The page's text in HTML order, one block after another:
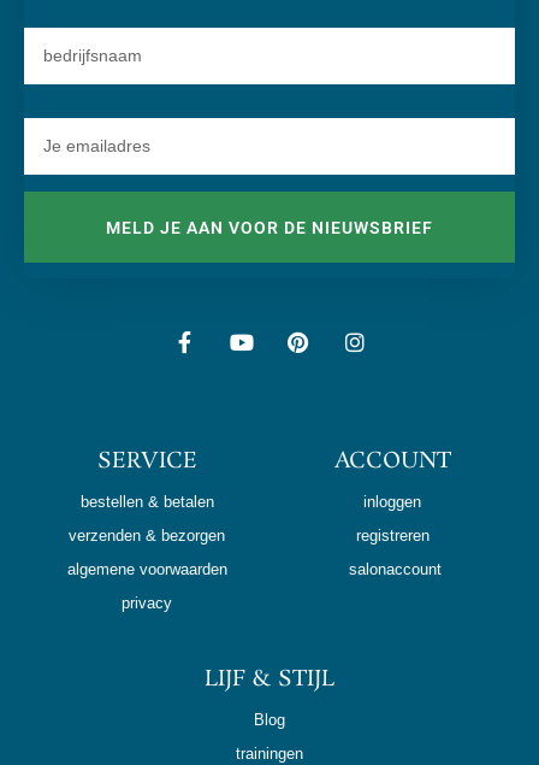
MELD JE AAN VOOR DE NIEUWSBRIEF
SERVICE
bestellen & betalen
verzenden & bezorgen
algemene voorwaarden
privacy
ACCOUNT
inloggen
registreren
salonaccount
LIJF & STIJL
Blog
trainingen